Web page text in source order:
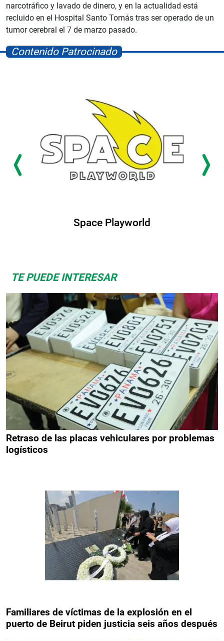
narcotráfico y lavado de dinero, y en la actualidad está
recluido en el Hospital Santo Tomás tras ser operado de un
tumor cerebral el 7 de marzo pasado.
Contenido Patrocinado
Space Playworld
TE PUEDE INTERESAR
Retraso de las placas vehiculares por problemas
logísticos
Familiares de víctimas de la explosión en el
puerto de Beirut piden justicia seis años después